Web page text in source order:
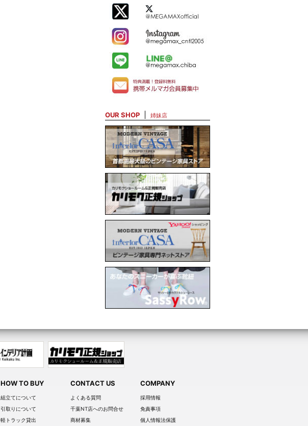
OUR SHOP 姉妹店
HOW TO BUY
組立てについて
引取りについて
軽トラック貸出
CONTACT US
よくある質問
千葉NT店へのお問合せ
商材募集
COMPANY
採用情報
免責事項
個人情報法保護